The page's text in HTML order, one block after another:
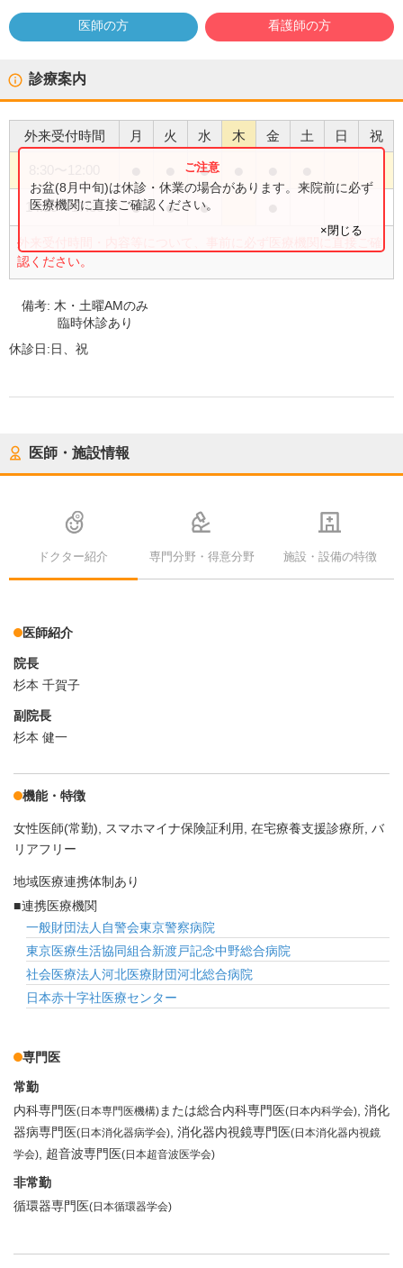
医師の方 看護師の方
診療案内
外来受付時間 月 火 水 木 金 土 日 祝
●
14:15〜17:30 ● ● ●
外来受付時間・内容等について、事前に必ず医療機関に直接ご確
認ください。
お盆(8月中旬)は休診・休業の場合があります。来院前に必ず
医療機関に直接ご確認ください。
×閉じる
備考: 木・土曜AMのみ
臨時休診あり
休診日:日、祝
医師・施設情報
ドクター紹介 専門分野・得意分野 施設・設備の特徴
医師紹介
院長
杉本 千賀子
副院長
杉本 健一
機能・特徴
女性医師(常勤) スマホマイナ保険証利用 在宅療養支援診療所 バ
リアフリー
地域医療連携体制あり
連携医療機関
一般財団法人自警会東京警察病院
東京医療生活協同組合新渡戸記念中野総合病院
社会医療法人河北医療財団河北総合病院
日本赤十字社医療センター
専門医
常勤
内科専門医(日本専門医機構)または総合内科専門医(日本内科学会) 消化
器病専門医(日本消化器病学会) 消化器内視鏡専門医(日本消化器内視鏡
学会)
超音波専門医(日本超音波医学会)
非常勤
循環器専門医(日本循環器学会)